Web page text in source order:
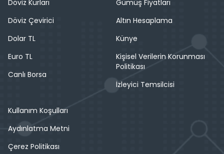
Döviz Kurları
Döviz Çevirici
Dolar TL
Euro TL
Canlı Borsa
Gümüş Fiyatları
Altın Hesaplama
Künye
Kişisel Verilerin Korunması
Politikası
İzleyici Temsilcisi
Kullanım Koşulları
Aydınlatma Metni
Çerez Politikası